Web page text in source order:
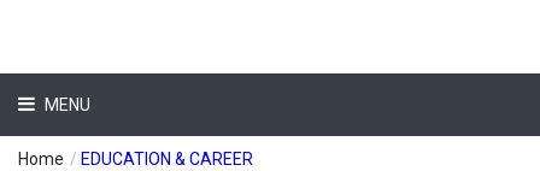
MENU
Home / EDUCATION & CAREER